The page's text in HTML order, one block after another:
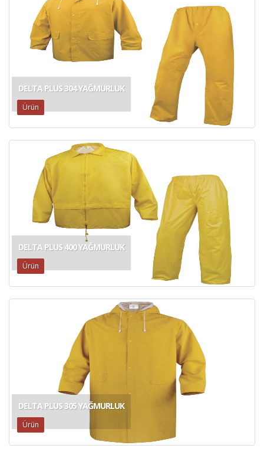
DELTA PLUS 304 YAĞMURLUK
Ürün
DELTA PLUS 400 YAĞMURLUK
Ürün
DELTA PLUS 305 YAĞMURLUK
Ürün